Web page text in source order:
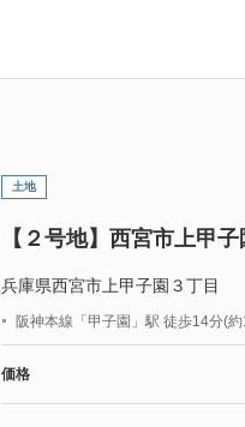
土地
【２号地】西宮市上甲子
兵庫県西宮市上甲子園３丁目
阪神本線「甲子園」駅 徒歩14分(
価格